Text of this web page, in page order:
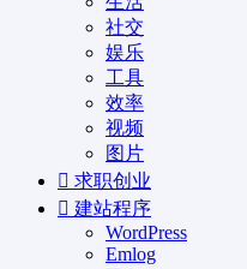
社交
娱乐
工具
效率
视频
图片
求职创业
建站程序
WordPress
Emlog